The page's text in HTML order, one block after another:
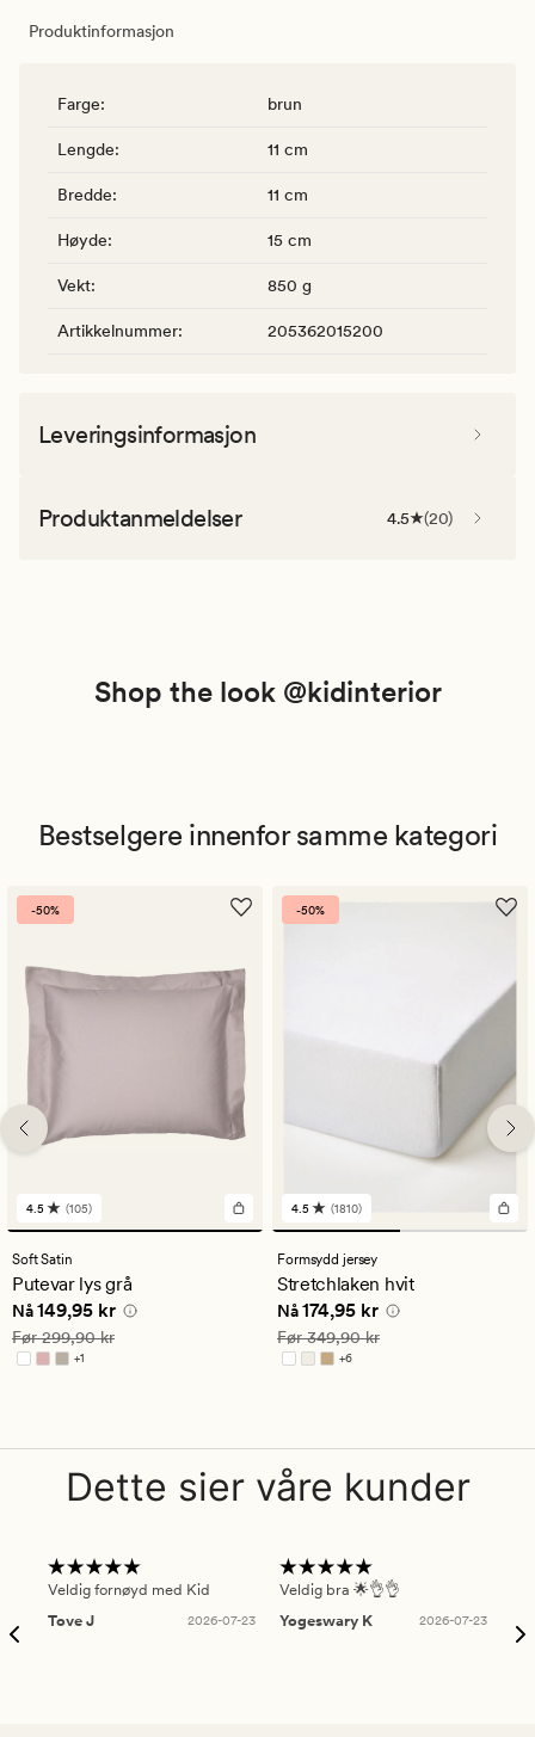
Produktinformasjon
Farge: brun
Lengde: 11 cm
Bredde: 11 cm
Høyde: 15 cm
Vekt: 850 g
Artikkelnummer: 205362015200
Leveringsinformasjon
Produktanmeldelser 4.5 (20)
Shop the look @kidinterior
Bestselgere innenfor samme kategori
-50%
105
anmeldelser
med
en
gjennomsnittlig
vurdering
på
4.5
4.5 (105)
Soft Satin
Putevar lys grå
Nåværende pris
Nå149,95 kr
Vanlig pris 299,90 kr
Før299,90 kr
+1
Tilgjengelig i flere farger
-50%
1810
anmeldelser
med
en
gjennomsnittlig
vurdering
på
4.5
4.5 (1810)
Formsydd jersey
Stretchlaken hvit
Nåværende pris
Nå174,95 kr
Vanlig pris 349,90 kr
Før349,90 kr
+6
Tilgjengelig i flere farger
Dette sier våre kunder
Veldig fornøyd med Kid
Tove J
2026-07-23
Veldig bra 🌟👌👌
Yogeswary K
2026-07-23